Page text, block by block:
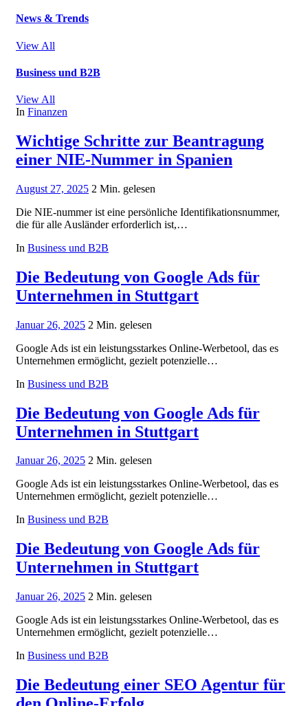
News & Trends
View All
Business und B2B
View All
In Finanzen
Wichtige Schritte zur Beantragung
einer NIE-Nummer in Spanien
August 27, 2025 2 Min. gelesen
Die NIE-nummer ist eine persönliche Identifikationsnummer,
die für alle Ausländer erforderlich ist,…
In Business und B2B
Die Bedeutung von Google Ads für
Unternehmen in Stuttgart
Januar 26, 2025 2 Min. gelesen
Google Ads ist ein leistungsstarkes Online-Werbetool, das es
Unternehmen ermöglicht, gezielt potenzielle…
In Business und B2B
Die Bedeutung von Google Ads für
Unternehmen in Stuttgart
Januar 26, 2025 2 Min. gelesen
Google Ads ist ein leistungsstarkes Online-Werbetool, das es
Unternehmen ermöglicht, gezielt potenzielle…
In Business und B2B
Die Bedeutung von Google Ads für
Unternehmen in Stuttgart
Januar 26, 2025 2 Min. gelesen
Google Ads ist ein leistungsstarkes Online-Werbetool, das es
Unternehmen ermöglicht, gezielt potenzielle…
In Business und B2B
Die Bedeutung einer SEO Agentur für